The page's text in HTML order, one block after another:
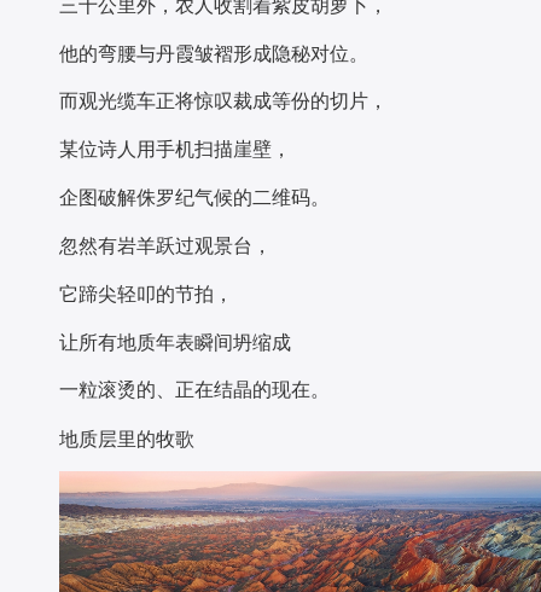
三十公里外，农人收割着紫皮胡萝卜，
他的弯腰与丹霞皱褶形成隐秘对位。
而观光缆车正将惊叹裁成等份的切片，
某位诗人用手机扫描崖壁，
企图破解侏罗纪气候的二维码。
忽然有岩羊跃过观景台，
它蹄尖轻叩的节拍，
让所有地质年表瞬间坍缩成
一粒滚烫的、正在结晶的现在。
地质层里的牧歌